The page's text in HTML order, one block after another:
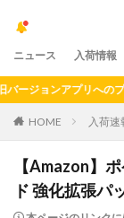
ニュース 入荷情報
ンアプリへのプッシ
HOME 入荷速
【Amazon】
ド 強化拡張パ